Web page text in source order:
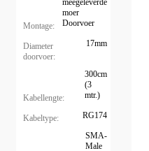
Montage:
moer
Doorvoer
Diameter
doorvoer:
17mm
Kabellengte:
300cm
(3
mtr.)
Kabeltype: RG174
SMA-
Male